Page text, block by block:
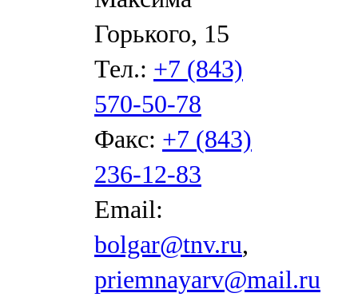
Горького, 15
Тел.: +7 (843)
570-50-78
Факс: +7 (843)
236-12-83
Email:
bolgar@tnv.ru,
priemnayarv@mail.ru